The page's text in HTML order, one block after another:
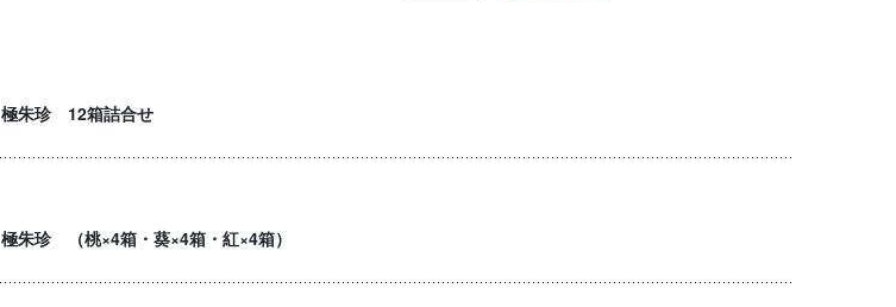
極朱珍 12箱詰合せ
極朱珍 （桃×4箱・葵×4箱・紅×4箱）